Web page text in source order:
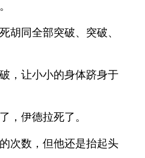
胡同全部突破、突破、
，让小小的身体跻身于
，伊德拉死了。
次数，但他还是抬起头